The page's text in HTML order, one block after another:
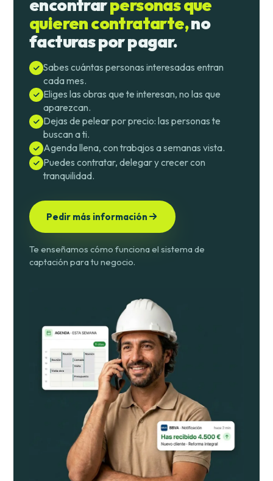
encontrarpersonas que
quieren contratarte,no
facturas por pagar.
Sabes cuántas personas interesadas entran
cada mes.
Eliges las obras que te interesan, no las que
aparezcan.
Dejas de pelear por precio: las personas te
buscan a ti.
Agenda llena, con trabajos a semanas vista.
Puedes contratar, delegar y crecer con
tranquilidad.
Pedir más información
Te enseñamos cómo funciona el sistema de
captación para tu negocio.